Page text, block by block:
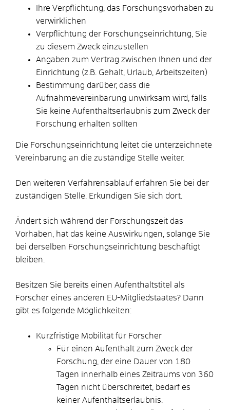
Ihre Verpflichtung, das Forschungsvorhaben zu
verwirklichen
Verpflichtung der Forschungseinrichtung, Sie
zu diesem Zweck einzustellen
Angaben zum Vertrag zwischen Ihnen und der
Einrichtung (z.B. Gehalt, Urlaub, Arbeitszeiten)
Bestimmung darüber, dass die
Aufnahmevereinbarung unwirksam wird, falls
Sie keine Aufenthaltserlaubnis zum Zweck der
Forschung erhalten sollten
Die Forschungseinrichtung leitet die unterzeichnete
Vereinbarung an die zuständige Stelle weiter.
Den weiteren Verfahrensablauf erfahren Sie bei der
zuständigen Stelle. Erkundigen Sie sich dort.
Ändert sich während der Forschungszeit das
Vorhaben, hat das keine Auswirkungen, solange Sie
bei derselben Forschungseinrichtung beschäftigt
bleiben.
Besitzen Sie bereits einen Aufenthaltstitel als
Forscher eines anderen EU-Mitgliedstaates? Dann
gibt es folgende Möglichkeiten:
Kurzfristige Mobilität für Forscher
Für einen Aufenthalt zum Zweck der
Forschung, der eine Dauer von 180
Tagen innerhalb eines Zeitraums von 360
Tagen nicht überschreitet, bedarf es
keiner Aufenthaltserlaubnis.